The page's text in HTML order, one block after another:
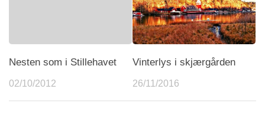
Nesten som i Stillehavet
02/10/2012
Vinterlys i skjærgården
26/11/2016